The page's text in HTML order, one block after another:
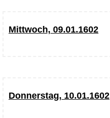
Mittwoch, 09.01.1602
Donnerstag, 10.01.1602